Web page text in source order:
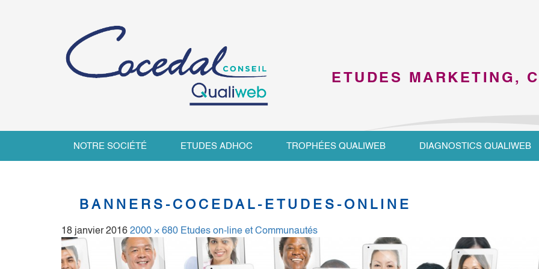
ETUDES MARKETING,
NOTRE SOCIÉTÉ ETUDES ADHOC TROPHÉES QUALIWEB DIAGNOSTICS QUALIWEB
BANNERS-COCEDAL-ETUDES-ONLINE
18 janvier 2016 2000 × 680 Etudes on-line et Communautés